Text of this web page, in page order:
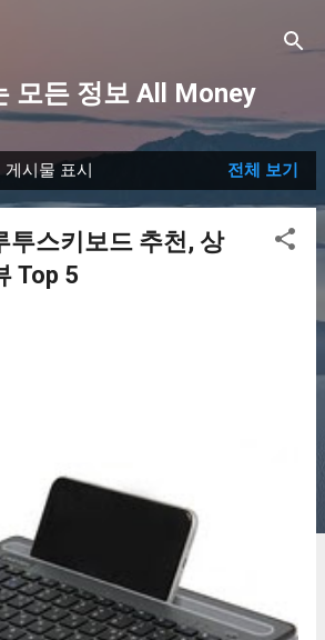
모든 정보 All Money
게시물 표시 전체 보기
투스키보드 추천, 상
Top 5